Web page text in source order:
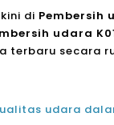
di Pembersih
udara
terbaru secara